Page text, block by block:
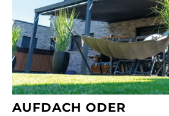
AUFDACH ODER